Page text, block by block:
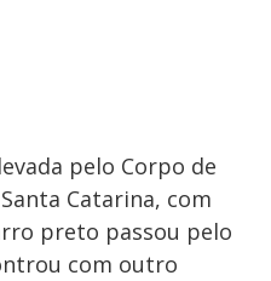
pelo Corpo de
Catarina, com
preto passou pelo
com outro